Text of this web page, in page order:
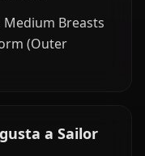
Medium Breasts
(Outer
a Sailor